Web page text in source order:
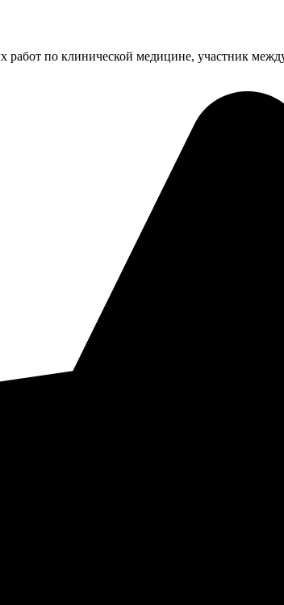
работ по клинической медицине, участник